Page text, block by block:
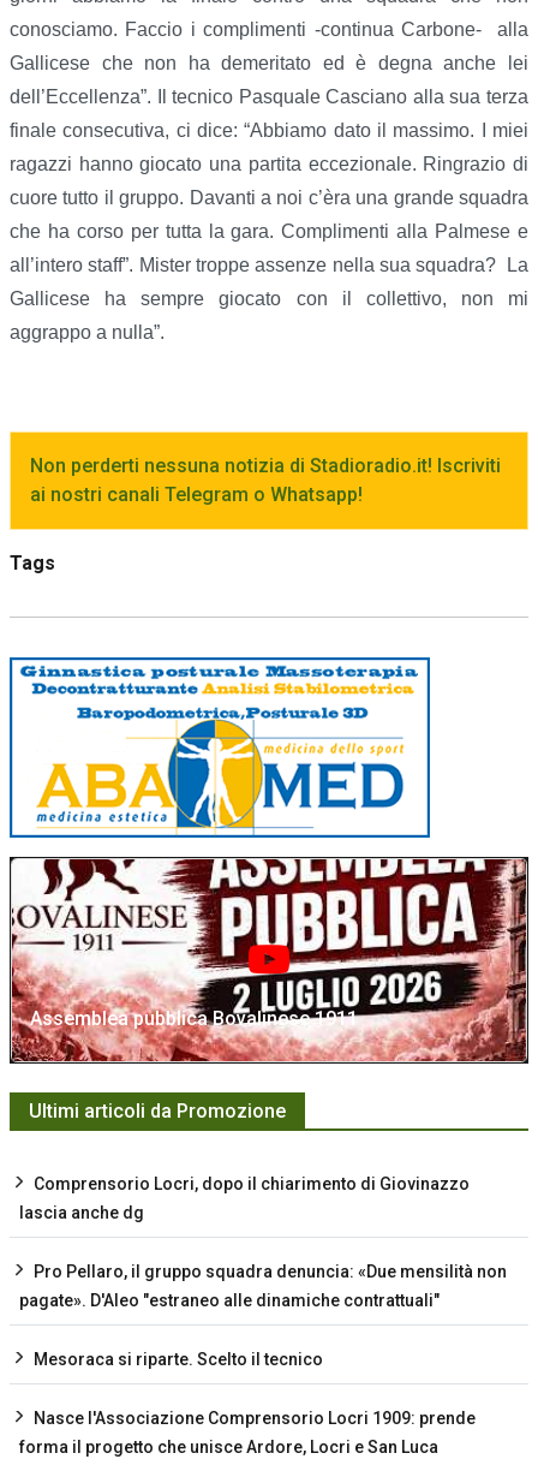
conosciamo. Faccio i complimenti -continua Carbone- alla
Gallicese che non ha demeritato ed è degna anche lei
dell’Eccellenza”. Il tecnico Pasquale Casciano alla sua terza
finale consecutiva, ci dice: “Abbiamo dato il massimo. I miei
ragazzi hanno giocato una partita eccezionale. Ringrazio di
cuore tutto il gruppo. Davanti a noi c’èra una grande squadra
che ha corso per tutta la gara. Complimenti alla Palmese e
all’intero staff”. Mister troppe assenze nella sua squadra? La
Gallicese ha sempre giocato con il collettivo, non mi
aggrappo a nulla”.
Non perderti nessuna notizia di Stadioradio.it! Iscriviti
ai nostri canali Telegram o Whatsapp!
Tags
Assemblea pubblica Bovalinese 1911
Ultimi articoli da Promozione
Comprensorio Locri, dopo il chiarimento di Giovinazzo
lascia anche dg
Pro Pellaro, il gruppo squadra denuncia: «Due mensilità non
pagate». D'Aleo "estraneo alle dinamiche contrattuali"
Mesoraca si riparte. Scelto il tecnico
Nasce l'Associazione Comprensorio Locri 1909: prende
forma il progetto che unisce Ardore, Locri e San Luca